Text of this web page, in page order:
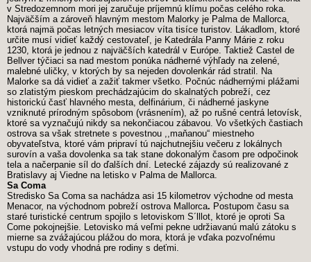
v Stredozemnom mori jej zaručuje príjemnú klímu počas celého roka.
Najväčším a zároveň hlavným mestom Malorky je Palma de Mallorca,
ktorá najmä počas letných mesiacov víta tisíce turistov. Lákadlom, ktoré
určite musí vidieť každý cestovateľ, je Katedrála Panny Márie z roku
1230, ktorá je jednou z najväčších katedrál v Európe. Taktiež Castel de
Bellver týčiaci sa nad mestom ponúka nádherné výhľady na zelené,
malebné uličky, v ktorých by sa nejeden dovolenkár rád stratil. Na
Malorke sa dá vidieť a zažiť takmer všetko. Počnúc nádhernými plážami
so zlatistým pieskom prechádzajúcim do skalnatých pobreží, cez
historickú časť hlavného mesta, delfinárium, či nádherné jaskyne
vzniknuté prírodným spôsobom (vrásnením), až po rušné centrá letovísk,
ktoré sa vyznačujú nikdy sa nekončiacou zábavou. Vo všetkých častiach
ostrova sa však stretnete s povestnou ,,maňanou“ miestneho
obyvateľstva, ktoré vám pripraví tú najchutnejšiu večeru z lokálnych
surovín a vaša dovolenka sa tak stane dokonalým časom pre odpočinok
tela a načerpanie síl do ďalších dní. Letecké zájazdy sú realizované z
Bratislavy aj Viedne na letisko v Palma de Mallorca.
Sa Coma
Stredisko Sa Coma sa nachádza asi 15 kilometrov východne od mesta
Menacor, na východnom pobreží ostrova Mallorca. Postupom času sa
staré turistické centrum spojilo s letoviskom S´lllot, ktoré je oproti Sa
Come pokojnejšie. Letovisko má veľmi pekne udržiavanú malú zátoku s
mierne sa zvážajúcou plážou do mora, ktorá je vďaka pozvoľnému
vstupu do vody vhodná pre rodiny s deťmi.